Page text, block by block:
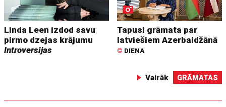
Linda Leen izdod savu
pirmo dzejas krājumu
Introversijas
Tapusi grāmata par
latviešiem Azerbaidžānā
© DIENA
Vairāk GRĀMATAS